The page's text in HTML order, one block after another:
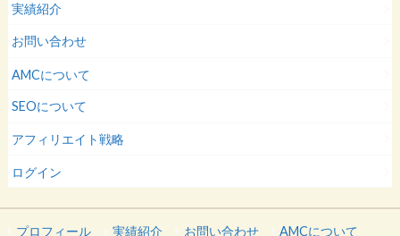
実績紹介
お問い合わせ
AMCについて
SEOについて
アフィリエイト戦略
ログイン
プロフィール 実績紹介 お問い合わせ AMCについて